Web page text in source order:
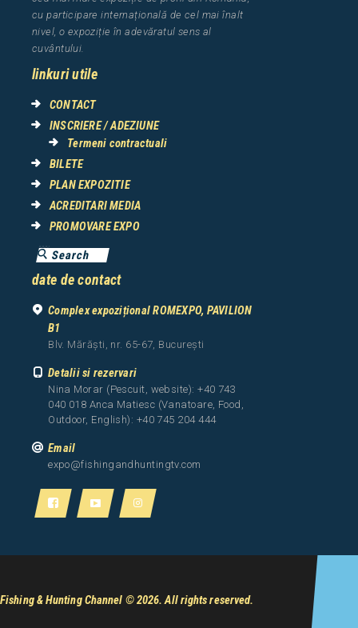
cu participare internațională de cel maiînalt
nivel, o expoziție în adevăratul sens al
cuvântului.
linkuri utile
CONTACT
INSCRIERE / ADEZIUNE
Termeni contractuali
BILETE
PLAN EXPOZITIE
ACREDITARI MEDIA
PROMOVARE EXPO
date de contact
Complex expozițional ROMEXPO, PAVILION
B1
Blv. Mărăști, nr. 65-67, București
Detalii si rezervari
Nina Morar (Pescuit, website): +40 743
040 018 Anca Matiesc (Vanatoare, Food,
Outdoor, English): +40 745 204 444
Email
expo@fishingandhuntingtv.com
Fishing & Hunting Channel © 2026. All rights reserved.